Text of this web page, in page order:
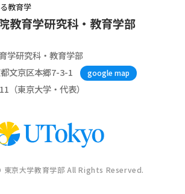
教育学
教育学研究科・教育学部
学研究科・教育学部
文京区本郷7-3-1
google map
東京大学・代表）
京大学教育学部 All Rights Reserved.